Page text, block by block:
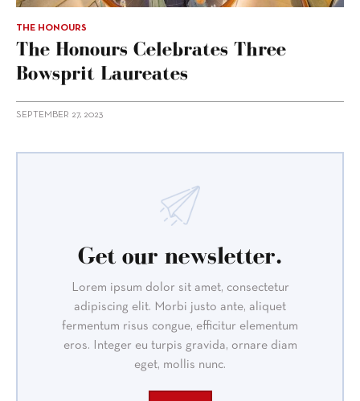
THE HONOURS
The Honours Celebrates Three
Bowsprit Laureates
SEPTEMBER 27, 2023
Get our newsletter.
Lorem ipsum dolor sit amet, consectetur
adipiscing elit. Morbi justo ante, aliquet
fermentum risus congue, efficitur elementum
eros. Integer eu turpis gravida, ornare diam
eget, mollis nunc.